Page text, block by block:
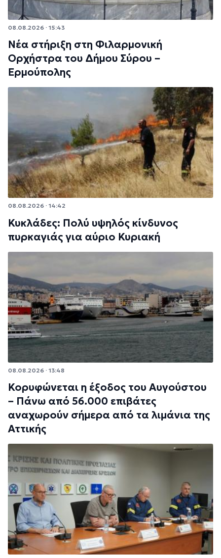
08.08.2026 · 15:43
Νέα στήριξη στη Φιλαρμονική
Ορχήστρα του Δήμου Σύρου –
Ερμούπολης
08.08.2026 · 14:42
Κυκλάδες: Πολύ υψηλός κίνδυνος
πυρκαγιάς για αύριο Κυριακή
08.08.2026 · 13:48
Κορυφώνεται η έξοδος του Αυγούστου
– Πάνω από 56.000 επιβάτες
αναχωρούν σήμερα από τα λιμάνια της
Αττικής